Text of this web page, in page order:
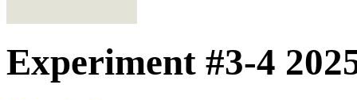
Experiment #3-4